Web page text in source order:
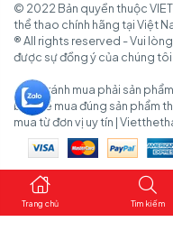
© 2022 Bản quyền thuộc
thể thao chính hãng tại Việt
® All rights reserved - Vui
được sự đồng ý của chúng tôi.
✓ Để tránh mua phải sản
bảo để mua đúng sản phẩm
mua từ đơn vị uy tín |
Trang chủ Tìm kiếm